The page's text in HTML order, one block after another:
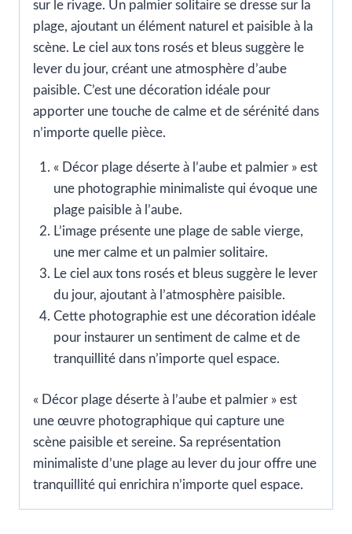
sur le rivage. Un palmier solitaire se dresse sur la
plage, ajoutant un élément naturel et paisible à la
scène. Le ciel aux tons rosés et bleus suggère le
lever du jour, créant une atmosphère d’aube
paisible. C’est une décoration idéale pour
apporter une touche de calme et de sérénité dans
n’importe quelle pièce.
« Décor plage déserte à l’aube et palmier » est
une photographie minimaliste qui évoque une
plage paisible à l’aube.
L’image présente une plage de sable vierge,
une mer calme et un palmier solitaire.
Le ciel aux tons rosés et bleus suggère le lever
du jour, ajoutant à l’atmosphère paisible.
Cette photographie est une décoration idéale
pour instaurer un sentiment de calme et de
tranquillité dans n’importe quel espace.
« Décor plage déserte à l’aube et palmier » est
une œuvre photographique qui capture une
scène paisible et sereine. Sa représentation
minimaliste d’une plage au lever du jour offre une
tranquillité qui enrichira n’importe quel espace.